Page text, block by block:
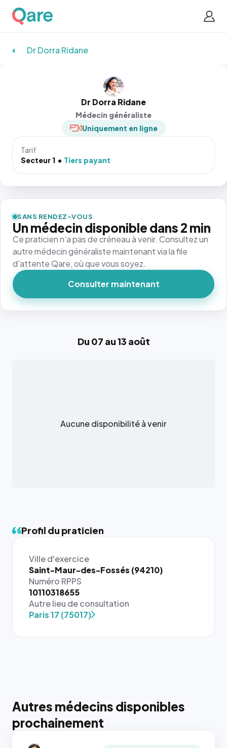
Dr Dorra Ridane
Dr Dorra Ridane
Médecin généraliste
Uniquement en ligne
Tarif
Secteur 1
Tiers payant
Du 07 au 13 août
Aucune disponibilité à venir
Profil du praticien
Ville d'exercice
Saint-Maur-des-Fossés (94210)
Numéro RPPS
10110318655
Autre lieu de consultation
Paris 17 (75017)
SANS RENDEZ-VOUS
Un médecin disponible dans 2 min
Ce praticien n'a pas de créneau à venir. Consultez un
autre médecin généraliste maintenant via la file
d'attente Qare, où que vous soyez.
Consulter maintenant
Autres médecins disponibles
prochainement